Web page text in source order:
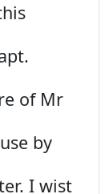
of Mr
by
I wist